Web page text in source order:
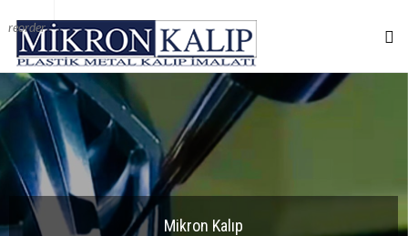
reorder
Mikron Kalıp